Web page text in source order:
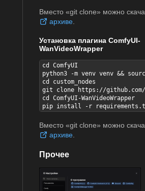
Вместо «git clone» можно
архиве
Установка плагина ComfyUI-
WanVideoWrapper
cd ComfyUI
python3 -m venv venv &&
cd custom_nodes
git clone https://github.com/
cd ComfyUI-WanVideoWrapper
pip install -r
Вместо «git clone» можно
архиве
Прочее